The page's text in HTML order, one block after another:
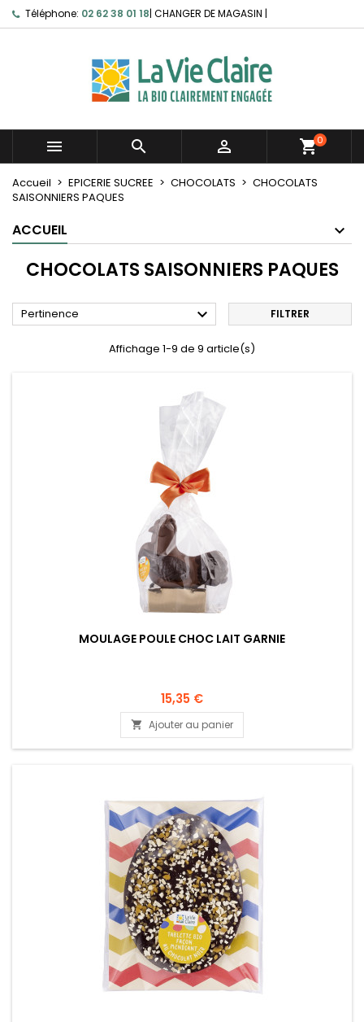
Téléphone: 02 62 38 01 18| CHANGER DE MAGASIN |
   shopping_cart0
Accueil EPICERIE SUCREE CHOCOLATS
CHOCOLATS
SAISONNIERS PAQUES
ACCUEIL
CHOCOLATS SAISONNIERS PAQUES
Pertinence  FILTRER
Affichage 1-9 de 9 article(s)
MOULAGE POULE CHOC LAIT GARNIE
15,35 €
 Ajouter au panier